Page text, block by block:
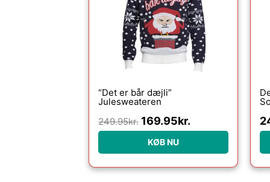
“Det er bår dæjli”
Julesweateren
249.95kr.
249.95kr..
169.95kr.
169.95kr..
KØB NU